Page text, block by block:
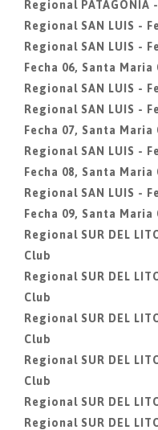
Regional PATAGONIA
Regional SAN LUIS -
Regional SAN LUIS -
Fecha 06, Santa
Regional SAN LUIS -
Regional SAN LUIS -
Fecha 07, Santa
Regional SAN LUIS -
Fecha 08, Santa
Regional SAN LUIS -
Fecha 09, Santa
Regional SUR DEL
Club
Regional SUR DEL
Club
Regional SUR DEL
Club
Regional SUR DEL
Club
Regional SUR DEL
Regional SUR DEL